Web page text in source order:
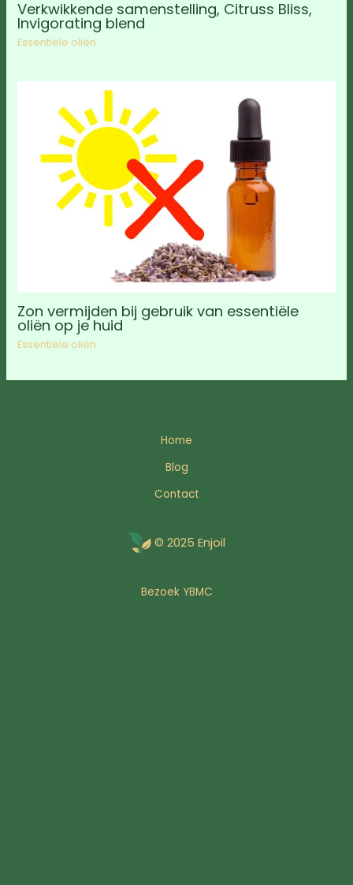
Verkwikkende samenstelling, Citruss Bliss,
Invigorating blend
Essentiële oliën
Zon vermijden bij gebruik van essentiële
oliën op je huid
Essentiële oliën
Home
Blog
Contact
© 2025 Enjoil
Bezoek YBMC